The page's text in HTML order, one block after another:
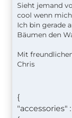
Sieht jemand
cool wenn
Ich bin gerade
Bäumen den
Mit
Chris
{
"accessories"